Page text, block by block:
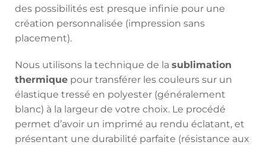
des possibilités est presque infinie pour une
création personnalisée (impression sans
placement).
Nous utilisons la technique de la sublimation
thermique pour transférer les couleurs sur un
élastique tressé en polyester (généralement
blanc) à la largeur de votre choix. Le procédé
permet d’avoir un imprimé au rendu éclatant, et
présentant une durabilité parfaite (résistance aux